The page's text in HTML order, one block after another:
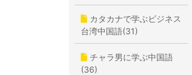
カタカナで学ぶビジネス
台湾中国語(31)
チャラ男に学ぶ中国語
(36)